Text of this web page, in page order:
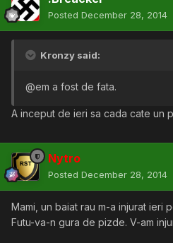
Posted December 28, 2014
Kronzy said:
@em a fost de fata.
A inceput de ieri sa cada cate un
Nytro
Posted December 28, 2014
Mami, un baiat rau m-a injurat ieri
Futu-va-n gura de pizde. V-am